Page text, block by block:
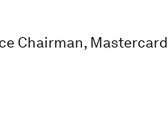
Chairman, Mastercard